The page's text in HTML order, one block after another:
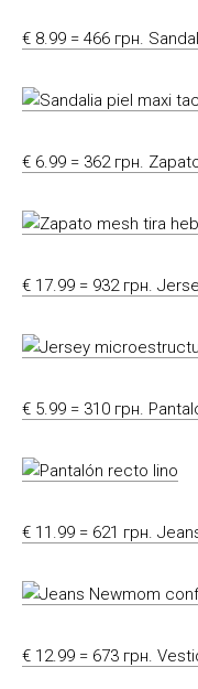
€ 8.99 = 466 грн.
€ 6.99 = 362 грн.
€ 17.99 = 932 грн.
€ 5.99 = 310 грн.
€ 11.99 = 621 грн.
€ 12.99 = 673 грн.